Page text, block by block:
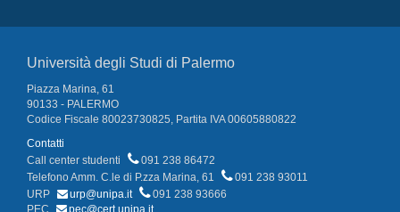
Università degli Studi di Palermo
Piazza Marina, 61
90133 - PALERMO
Codice Fiscale 80023730825, Partita IVA 00605880822
Contatti
Call center studenti
091 238 86472
Telefono Amm. C.le di P.zza Marina, 61
091 238 93011
URP
urp@unipa.it
091 238 93666